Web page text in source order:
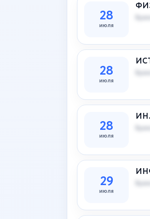
28
июля
28
июля
28
июля
29
июля